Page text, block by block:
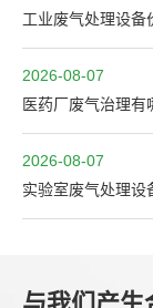
工业废气处理设备
2026-08-07
医药厂废气治理
2026-08-07
实验室废气处理设